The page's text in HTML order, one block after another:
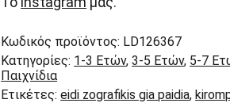
Κωδικός προϊόντος: LD126367
Κατηγορίες: 1-3 Ετών,3-5 Ετών, 5-7
Παιχνίδια
Ετικέτες:eidi zografikis gia paidia,